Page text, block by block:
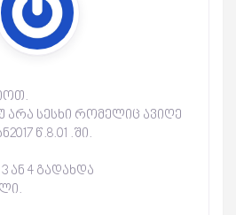
არა სესხი რომელიც ავიღე
წ.8.01 .ში.
ან 4 გადახდა